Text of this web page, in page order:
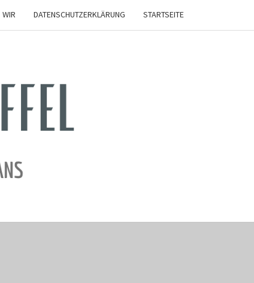
WIR DATENSCHUTZERKLÄRUNG STARTSEITE